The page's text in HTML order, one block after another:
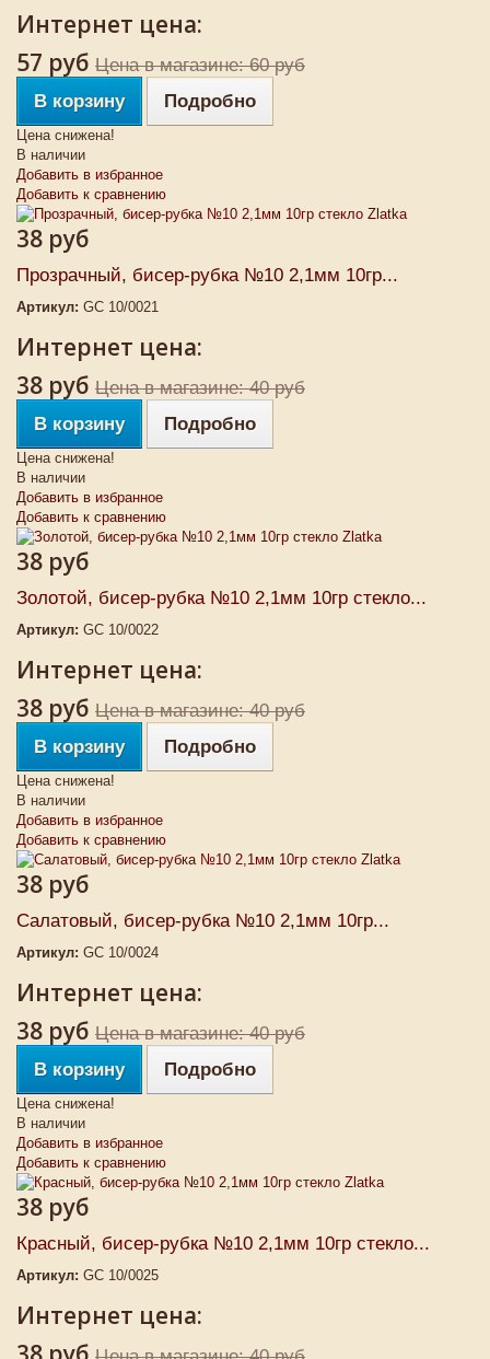
Интернет цена:
57 руб Цена в магазине: 60 руб
В корзину
Подробно
Цена снижена!
В наличии
Добавить в избранное
Добавить к сравнению
38 руб
Прозрачный, бисер-рубка №10 2,1мм 10гр...
Артикул: GC 10/0021
Интернет цена:
38 руб Цена в магазине: 40 руб
В корзину
Подробно
Цена снижена!
В наличии
Добавить в избранное
Добавить к сравнению
38 руб
Золотой, бисер-рубка №10 2,1мм 10гр стекло...
Артикул: GC 10/0022
Интернет цена:
38 руб Цена в магазине: 40 руб
В корзину
Подробно
Цена снижена!
В наличии
Добавить в избранное
Добавить к сравнению
38 руб
Салатовый, бисер-рубка №10 2,1мм 10гр...
Артикул: GC 10/0024
Интернет цена:
38 руб Цена в магазине: 40 руб
В корзину
Подробно
Цена снижена!
В наличии
Добавить в избранное
Добавить к сравнению
38 руб
Красный, бисер-рубка №10 2,1мм 10гр стекло...
Артикул: GC 10/0025
Интернет цена: